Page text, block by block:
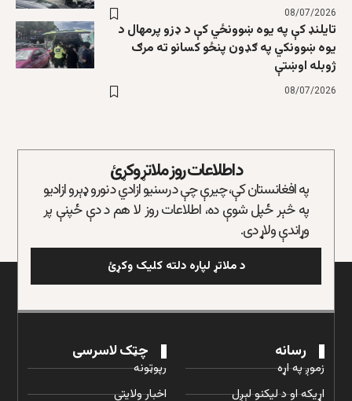
08/07/2026
تایلنډ کې په یوه ښوونځي کې د ډزو پرمهال د
یوه ښوونکي په ګډون پنځو کسانو ته مرګ
ژوبله اوښتې
08/07/2026
د اطلاعات روز ملاتړ وکړئ
په افغانستان کې، چیرې چې د رسنیو ازادي د نورو ډېرو ازادیو
په څېر ځپل شوې ده، اطلاعات روز لا هم د دې ځپنې پر
وړاندې ولاړ دی.
د ملاتړ لپاره دلته کلیک وکړئ
رسانه
زموږ په اړه
اړیکه او د لیکنو لېږل
چټک لاسرسی
رپوټونه
اخبار ولایتی